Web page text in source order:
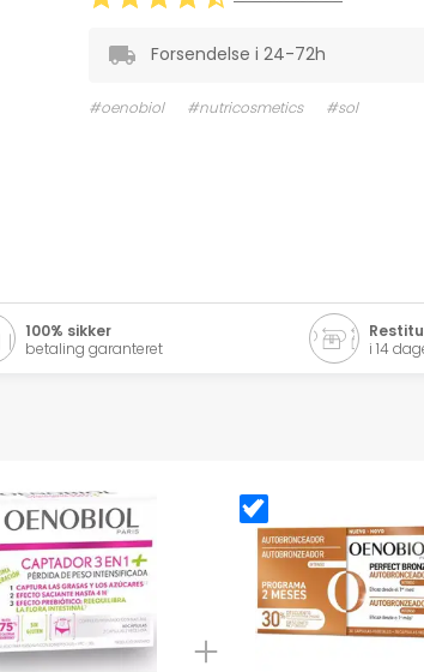
Forsendelse i 24-72h
#oenobiol #nutricosmetics #sol
100% sikker
betaling garanteret
i 14